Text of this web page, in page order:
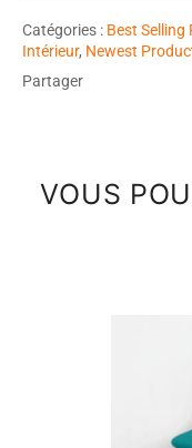
Catégories : Best Selling
Intérieur, Newest
Partager
VOUS